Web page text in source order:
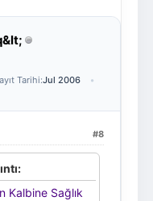
Tarihi:Jul 2006
#8
Kalbine Sağlık